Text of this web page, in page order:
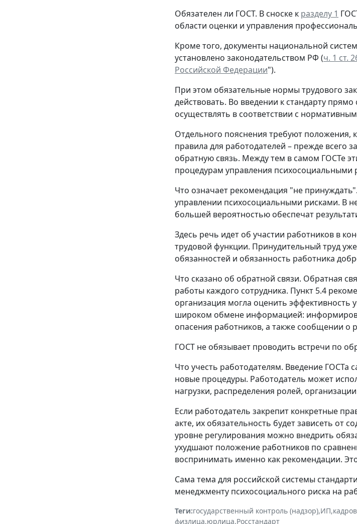
Обязателен ли ГОСТ. В сноске к разделу 1
области оценки и управления
Кроме того, документы национальной
установлено законодательством РФ (ч. 1 ст.
Российской Федерации").
При этом обязательные нормы трудового
действовать. Во введении к стандарту
осуществлять в соответствии с
Отдельного пояснения требуют положения,
правила для работодателей – прежде всего
обратную связь. Между тем в самом ГОСТе
процедурам управления психосоциальными
Что означает рекомендация "не принуждать".
управлении психосоциальными рисками. В
большей вероятностью обеспечат
Здесь речь идет об участии работников в
трудовой функции. Принудительный труд
обязанностей и обязанность работника
Что сказано об обратной связи. Обратная
работы каждого сотрудника. Пункт 5.4
организация могла оценить эффективность
широком обмене информацией:
опасения работников, а также сообщении о
ГОСТ не обязывает проводить встречи по
Что учесть работодателям. Введение ГОСТа
новые процедуры. Работодатель может
нагрузки, распределения ролей,
Если работодатель закрепит конкретные
акте, их обязательность будет зависеть от
уровне регулирования можно внедрить
ухудшают положение работников по
воспринимать именно как рекомендации.
Сама тема для российской системы
менеджменту психосоциального риска на
Теги:государственный контроль (надзор),ИП,
физлица,юрлица,Росстандарт